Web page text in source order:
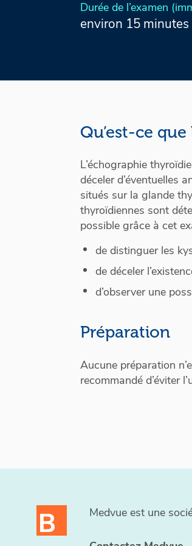
Durée de l’examen
environ 15 minutes
Qu’est-ce
L’échographie
déceler d’éventuelles
situés sur la glande
thyroïdiennes sont
possible grâce à cet
de distinguer les
de déceler
d’observer une
Préparation
Aucune préparation
recommandé d’éviter
​​Medvue est une